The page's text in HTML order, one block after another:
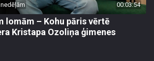
00:03:54
lomām – Kohu pāris vērtē
Kristapa Ozoliņa ģimenes